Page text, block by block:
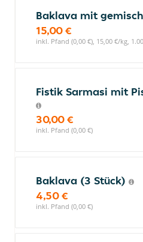
Baklava mit
15,00 €
inkl. Pfand (0,00 €), 15,00 €/kg,
Fistik Sarmasi mit
30,00 €
inkl. Pfand (0,00 €)
Baklava (3 Stück)
4,50 €
inkl. Pfand (0,00 €)